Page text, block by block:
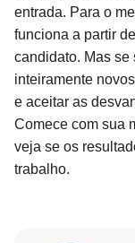
entrada. Para o
funciona a partir
candidato. Mas
inteiramente
e aceitar as
Comece com sua
veja se os
trabalho.